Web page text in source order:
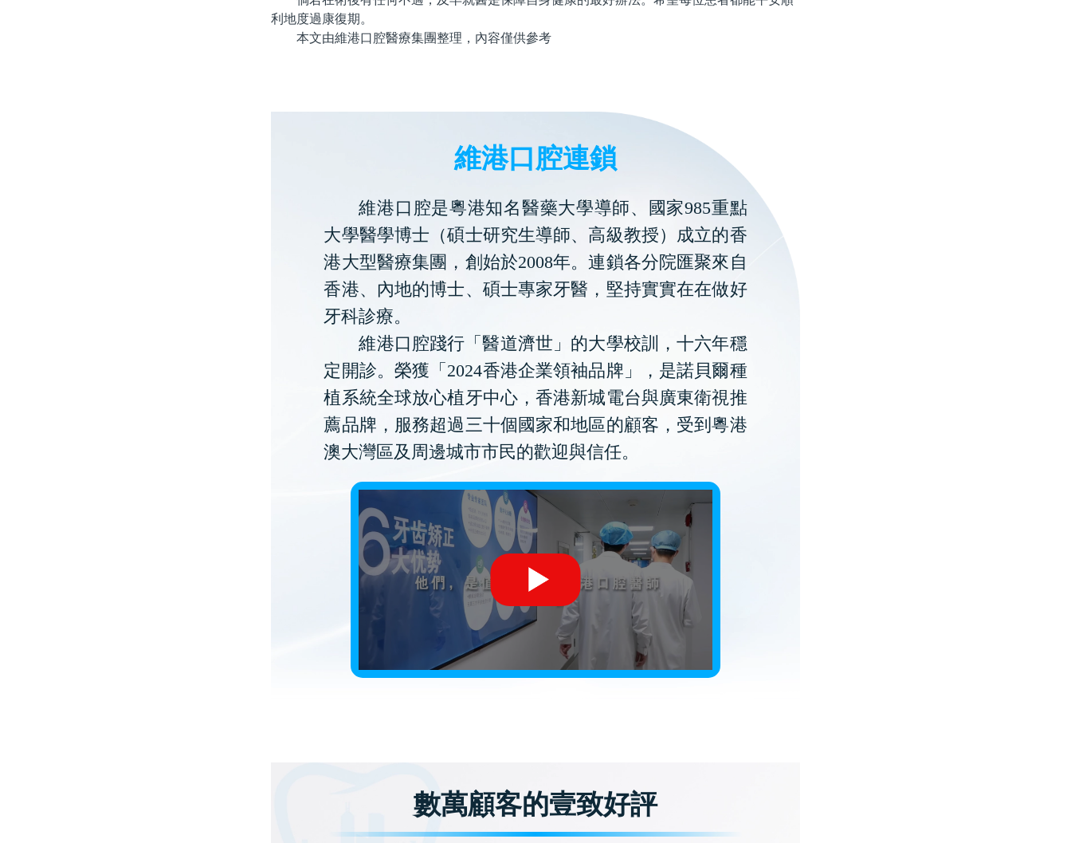
利地度過康復期。
本文由維港口腔醫療集團整理，內容僅供參考
維港口腔連鎖
維港口腔是粵港知名醫藥大學導師、國家985重點
大學醫學博士（碩士研究生導師、高級教授）成立的香
港大型醫療集團，創始於2008年。連鎖各分院匯聚來自
香港、內地的博士、碩士專家牙醫，堅持實實在在做好
牙科診療。
維港口腔踐行「醫道濟世」的大學校訓，十六年穩
定開診。榮獲「2024香港企業領袖品牌」，是諾貝爾種
植系統全球放心植牙中心，香港新城電台與廣東衛視推
薦品牌，服務超過三十個國家和地區的顧客，受到粵港
澳大灣區及周邊城市市民的歡迎與信任。
數萬顧客的壹致好評